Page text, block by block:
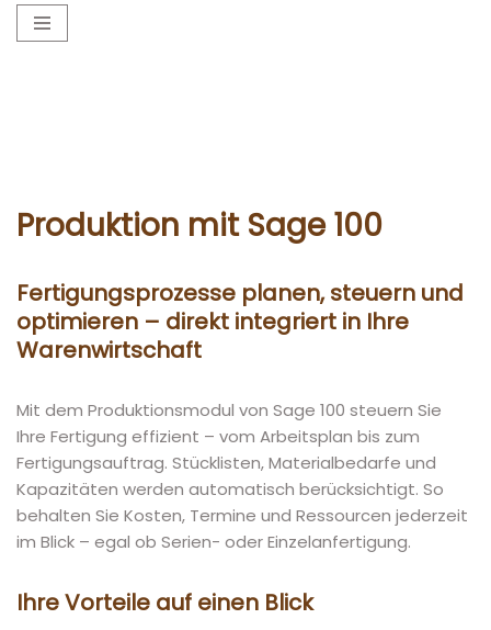
Produktion mit Sage 100
Fertigungsprozesse planen, steuern und
optimieren – direkt integriert in Ihre
Warenwirtschaft
Mit dem Produktionsmodul von Sage 100 steuern Sie
Ihre Fertigung effizient – vom Arbeitsplan bis zum
Fertigungsauftrag. Stücklisten, Materialbedarfe und
Kapazitäten werden automatisch berücksichtigt. So
behalten Sie Kosten, Termine und Ressourcen jederzeit
im Blick – egal ob Serien- oder Einzelanfertigung.
Ihre Vorteile auf einen Blick